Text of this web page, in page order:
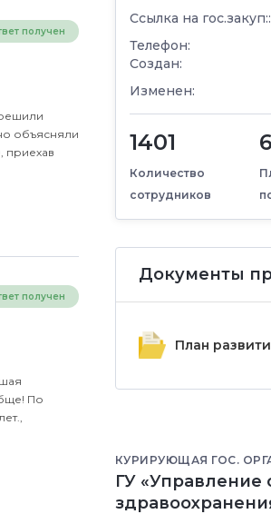
получен
объясняли
приехав
получен
По
Ссылка на гос.закуп::
Телефон:
Создан:
Изменен:
1401
Количество
сотрудников
Документы
План
КУРИРУЮЩАЯ ГОС.
ГУ «Управление